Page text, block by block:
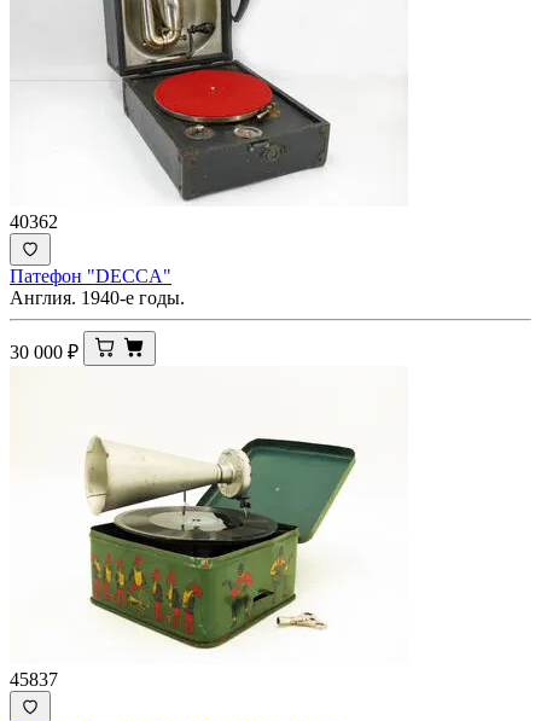
40362
Патефон "DECCA"
Англия. 1940-е годы.
30 000 ₽
45837